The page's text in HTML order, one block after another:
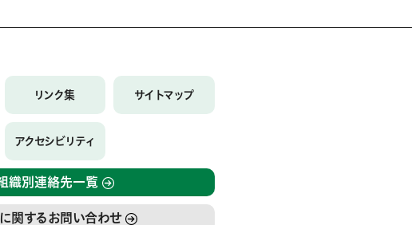
リンク集 サイトマップ
アクセシビリティ
織別連絡先一覧
関するお問い合わせ